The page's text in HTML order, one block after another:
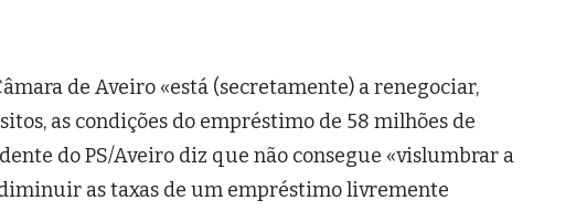
de Aveiro «está (secretamente) a renegociar,
as condições do empréstimo de 58 milhões de
do PS/Aveiro diz que não consegue «vislumbrar a
as taxas de um empréstimo livremente